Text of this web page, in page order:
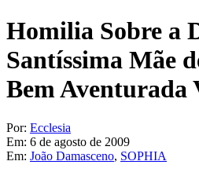
Homilia Sobre a
Santíssima Mãe
Bem
Por: Ecclesia
Em: 6 de agosto de 2009
Em: João Damasceno, SOPHIA